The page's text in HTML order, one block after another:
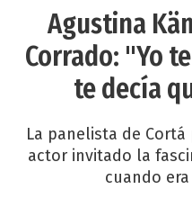
Agustina
Corrado: "Yo
te decía
La panelista de
actor invitado la
cuando